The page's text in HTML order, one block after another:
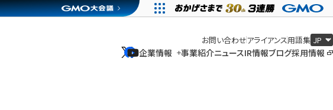
企業情報
企業情報
事業紹介ニュースIR情報ブログ採用情報
お問い合わせアライアンス用語集